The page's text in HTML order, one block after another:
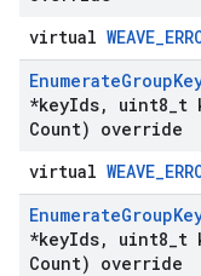
virtual
EnumerateGroup
*keyIds, uint8 t
Count) override
virtual
EnumerateGroup
*keyIds, uint8 t
Count) override